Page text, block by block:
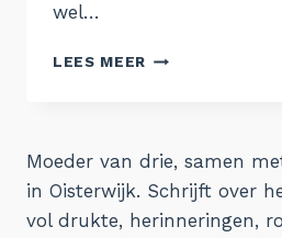
wel…
LEES MEER SPORTIEF
Moeder van drie, samen
in Oisterwijk. Schrijft over
vol drukte, herinneringen,